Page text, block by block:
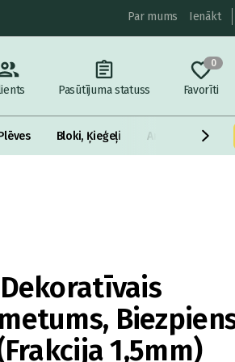
Par mums Ienākt
Pasūtījuma statuss
0
Favorīti
Bloki, Ķieģeļi Armatūra un
1,5mm)